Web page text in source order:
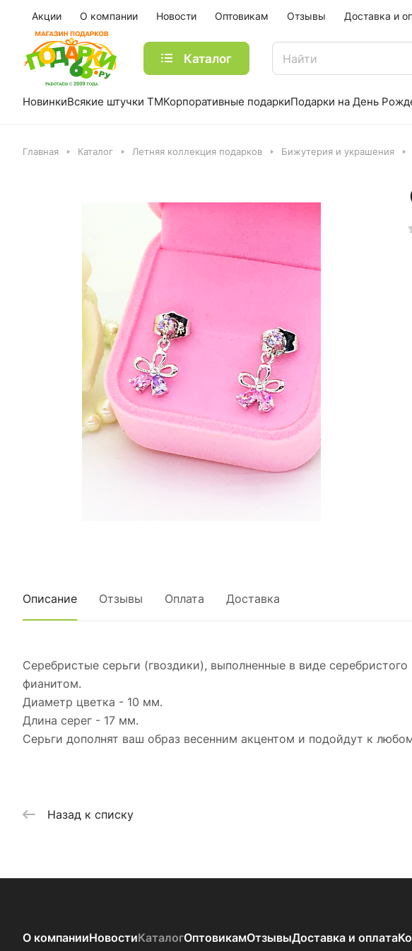
Акции О компании Новости Оптовикам Отзывы Доставка и
Каталог
НовинкиВсякие штучки ТМКорпоративные подаркиПодарки на День
Главная Каталог Летняя коллекция подарков Бижутерия и украшения
Описание Отзывы Оплата Доставка
Серебристые серьги (гвоздики), выполненные в виде
фианитом.
Диаметр цветка - 10 мм.
Длина серег - 17 мм.
Серьги дополнят ваш образ весенним акцентом и подойдут к
Назад к списку
О компанииНовостиКаталогОптовикамОтзывыДоставка и оплата